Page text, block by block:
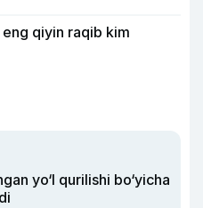
qiyin raqib kim
yo‘l qurilishi bo‘yicha